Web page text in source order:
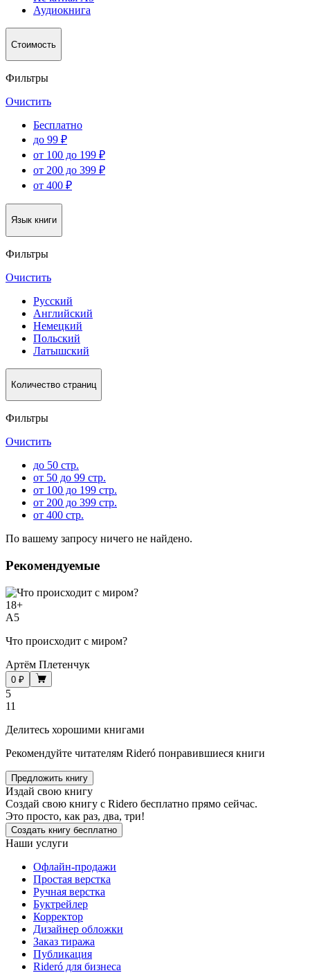
Аудиокнига
Стоимость
Фильтры
Очистить
Бесплатно
до 99 ₽
от 100 до 199 ₽
от 200 до 399 ₽
от 400 ₽
Язык книги
Фильтры
Очистить
Русский
Английский
Немецкий
Польский
Латышский
Количество страниц
Фильтры
Очистить
до 50 стр.
от 50 до 99 стр.
от 100 до 199 стр.
от 200 до 399 стр.
от 400 стр.
По вашему запросу ничего не найдено.
Рекомендуемые
18+
A5
Что происходит с миром?
Артём Плетенчук
0 ₽
5
11
Делитесь хорошими книгами
Рекомендуйте читателям Rideró понравившиеся книги
Предложить книгу
Издай свою книгу
Создай свою книгу с Ridero бесплатно прямо сейчас.
Это просто, как раз, два, три!
Создать книгу бесплатно
Наши услуги
Офлайн-продажи
Простая верстка
Ручная верстка
Буктрейлер
Корректор
Дизайнер обложки
Заказ тиража
Публикация
Rideró для бизнеса